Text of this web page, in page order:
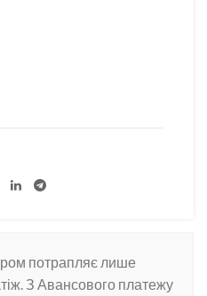
потрапляє лише
З Авансового платежу